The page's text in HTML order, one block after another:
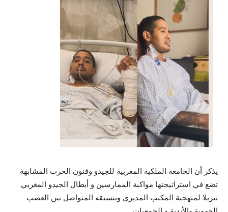
يذكر أن الجامعة الملكية المغربية للجيدو وفنون الحرب المشابهة
تضع في استراتيجتها مواكبة الممارسين و أبطال الجيدو المغربي
تنزيلا لمنهجية المكتب المديري وتنسيقه المتواصل بين العصب